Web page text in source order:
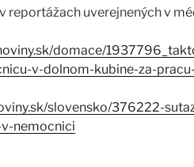
reportážach uverejnených v
domace/
v-dolnom-kubine-za-
slovensko/376222-
nemocnici